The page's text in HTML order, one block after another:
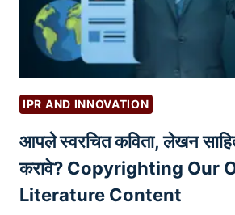
वा
N
D
E
G
I
S
T
R
A
IPR AND INNOVATION
आपले स्वरचित कविता, लेखन
करावे? Copyrighting Our
Literature Content